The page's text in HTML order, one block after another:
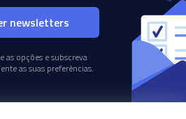
newsletters
as opções e subscreva
as suas preferências.